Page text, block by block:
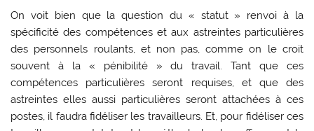
On voit bien que la question du « statut » renvoi à la
spécificité des compétences et aux astreintes particulières
des personnels roulants, et non pas, comme on le croit
souvent à la « pénibilité » du travail. Tant que ces
compétences particulières seront requises, et que des
astreintes elles aussi particulières seront attachées à ces
postes, il faudra fidéliser les travailleurs. Et, pour fidéliser ces